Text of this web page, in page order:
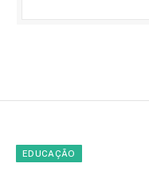
EDUCAÇÃO